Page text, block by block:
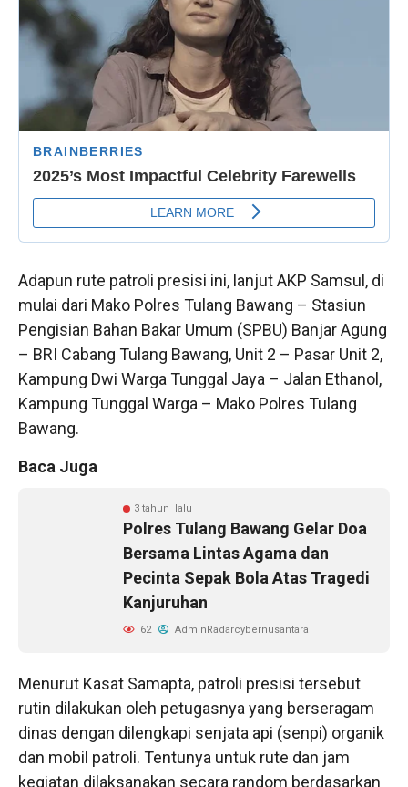
Adapun rute patroli presisi ini, lanjut AKP Samsul, di
mulai dari Mako Polres Tulang Bawang – Stasiun
Pengisian Bahan Bakar Umum (SPBU) Banjar Agung
– BRI Cabang Tulang Bawang, Unit 2 – Pasar Unit 2,
Kampung Dwi Warga Tunggal Jaya – Jalan Ethanol,
Kampung Tunggal Warga – Mako Polres Tulang
Bawang.
Baca Juga
3 tahun lalu
Polres Tulang Bawang Gelar Doa
Bersama Lintas Agama dan
Pecinta Sepak Bola Atas Tragedi
Kanjuruhan
62 AdminRadarcybernusantara
Menurut Kasat Samapta, patroli presisi tersebut
rutin dilakukan oleh petugasnya yang berseragam
dinas dengan dilengkapi senjata api (senpi) organik
dan mobil patroli. Tentunya untuk rute dan jam
kegiatan dilaksanakan secara random berdasarkan